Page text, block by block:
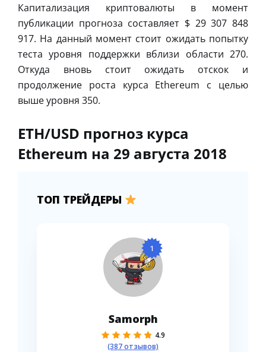
Капитализация криптовалюты в момент
публикации прогноза составляет $ 29 307 848
917. На данный момент стоит ожидать попытку
теста уровня поддержки вблизи области 270.
Откуда вновь стоит ожидать отскок и
продолжение роста курса Ethereum с целью
выше уровня 350.
ETH/USD прогноз курса
Ethereum на 29 августа 2018
ТОП ТРЕЙДЕРЫ
1
Samorph
4.9
(387 отзывов)